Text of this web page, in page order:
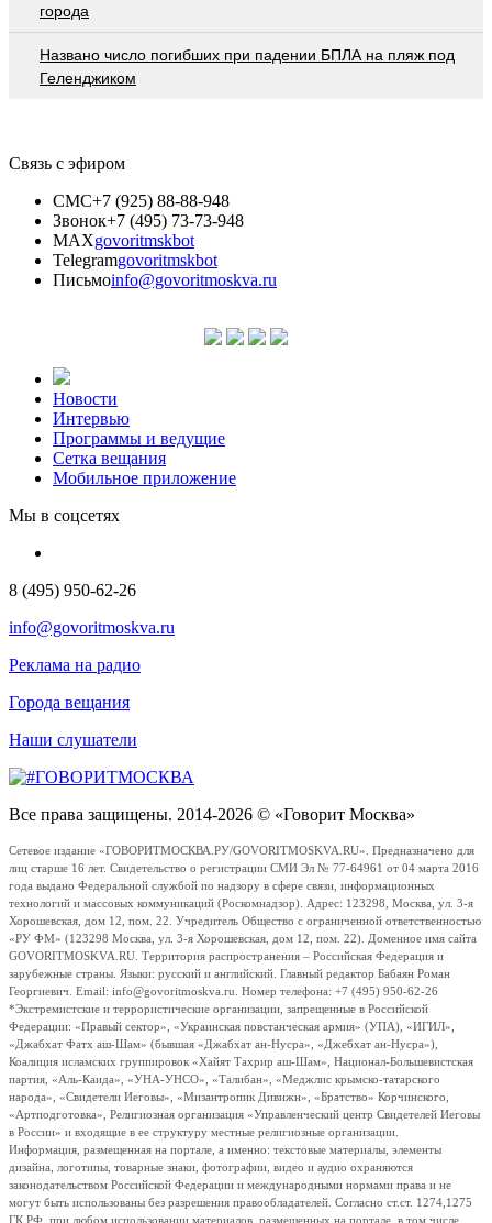
города
Названо число погибших при падении БПЛА на пляж под
Геленджиком
Связь с эфиром
СМС+7 (925) 88-88-948
Звонок+7 (495) 73-73-948
MAXgovoritmskbot
Telegramgovoritmskbot
Письмоinfo@govoritmoskva.ru
Новости
Интервью
Программы и ведущие
Сетка вещания
Мобильное приложение
Мы в соцсетях
8 (495) 950-62-26
info@govoritmoskva.ru
Реклама на радио
Города вещания
Наши слушатели
Все права защищены. 2014-2026 © «Говорит Москва»
Сетевое издание «ГОВОРИТМОСКВА.РУ/GOVORITMOSKVA.RU». Предназначено для
лиц старше 16 лет. Свидетельство о регистрации СМИ Эл № 77-64961 от 04 марта 2016
года выдано Федеральной службой по надзору в сфере связи, информационных
технологий и массовых коммуникаций (Роскомнадзор). Адрес: 123298, Москва, ул. 3-я
Хорошевская, дом 12, пом. 22. Учредитель Общество с ограниченной ответственностью
«РУ ФМ» (123298 Москва, ул. 3-я Хорошевская, дом 12, пом. 22). Доменное имя сайта
GOVORITMOSKVA.RU. Территория распространения – Российская Федерация и
зарубежные страны. Языки: русский и английский. Главный редактор Бабаян Роман
Георгиевич. Email: info@govoritmoskva.ru. Номер телефона: +7 (495) 950-62-26
*Экстремистские и террористические организации, запрещенные в Российской
Федерации: «Правый сектор», «Украинская повстанческая армия» (УПА), «ИГИЛ»,
«Джабхат Фатх аш-Шам» (бывшая «Джабхат ан-Нусра», «Джебхат ан-Нусра»),
Коалиция исламских группировок «Хайят Тахрир аш-Шам», Национал-Большевистская
партия, «Аль-Каида», «УНА-УНСО», «Талибан», «Меджлис крымско-татарского
народа», «Свидетели Иеговы», «Мизантропик Дивижн», «Братство» Корчинского,
«Артподготовка», Религиозная организация «Управленческий центр Свидетелей Иеговы
в России» и входящие в ее структуру местные религиозные организации.
Информация, размещенная на портале, а именно: текстовые материалы, элементы
дизайна, логотипы, товарные знаки, фотографии, видео и аудио охраняются
законодательством Российской Федерации и международными нормами права и не
могут быть использованы без разрешения правообладателей. Согласно ст.ст. 1274,1275
ГК РФ, при любом использовании материалов, размещенных на портале, в том числе